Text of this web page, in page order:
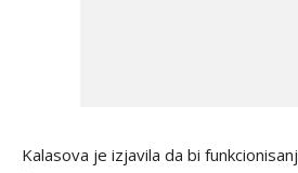
Kalasova je izjavila da bi